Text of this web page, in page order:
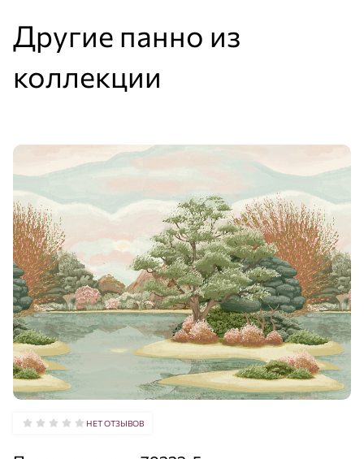
Другие панно из
коллекции
НЕТ ОТЗЫВОВ